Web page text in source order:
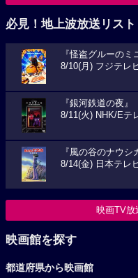
必見！地上波放送リスト
『怪盗グルーのミ
8/10(月) フジテレ
『銀河鉄道の夜』
8/11(火) NHK/Eテ
『風の谷のナウシ
8/14(金) 日本テレ
映画TV放
映画館を探す
都道府県から映画館